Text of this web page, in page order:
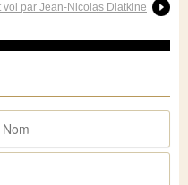
par Jean-Nicolas Diatkine